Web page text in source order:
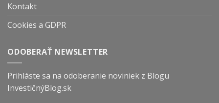
Kontakt
Cookies a GDPR
ODOBERAŤ NEWSLETTER
Prihláste sa na odoberanie noviniek z Blogu
InvestičnýBlog.sk